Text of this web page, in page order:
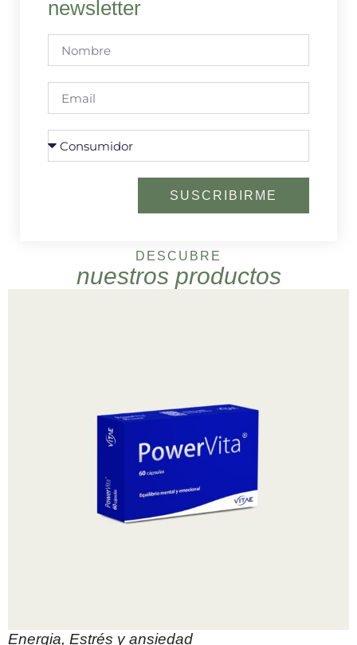
newsletter
SUSCRIBIRME
DESCUBRE
nuestros productos
Energia, Estrés y ansiedad